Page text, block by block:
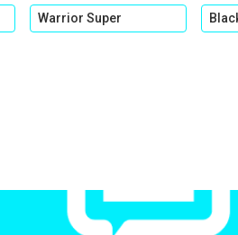
Warrior Super